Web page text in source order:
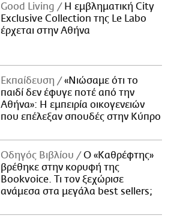
Good Living
Η εμβληματική City
Exclusive Collection της Le Labo
έρχεται στην Αθήνα
Εκπαίδευση
«Νιώσαμε ότι το
παιδί δεν έφυγε ποτέ από την
Αθήνα»: Η εμπειρία οικογενειών
που επέλεξαν σπουδές στην Κύπρο
Οδηγός Βιβλίου
Ο «Καθρέφτης»
βρέθηκε στην κορυφή της
Bookvoice. Τι τον ξεχώρισε
ανάμεσα στα μεγάλα best sellers;